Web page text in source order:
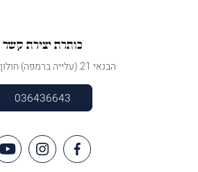
כותרת יצירת קשר
הבנאי 21 (עלייה ברמפה) חולון, ישראל
036436643